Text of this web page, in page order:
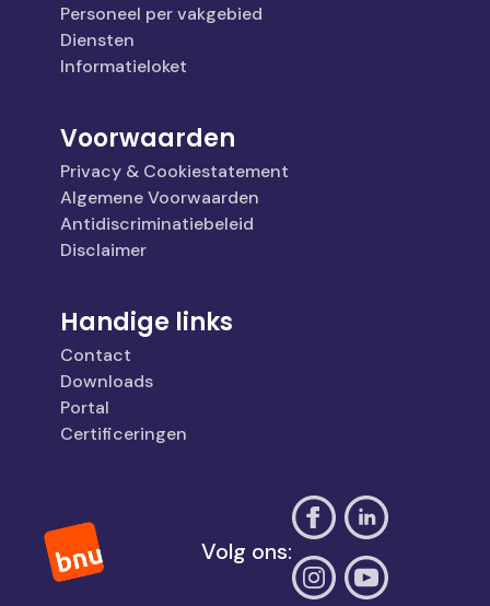
Personeel per vakgebied
Diensten
Informatieloket
Voorwaarden
Privacy & Cookiestatement
Algemene Voorwaarden
Antidiscriminatiebeleid
Disclaimer
Handige links
Contact
Downloads
Portal
Certificeringen
Volg ons: